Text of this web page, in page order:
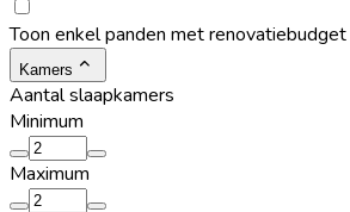
Toon enkel panden met renovatiebudget
Kamers
Aantal slaapkamers
Minimum
Maximum